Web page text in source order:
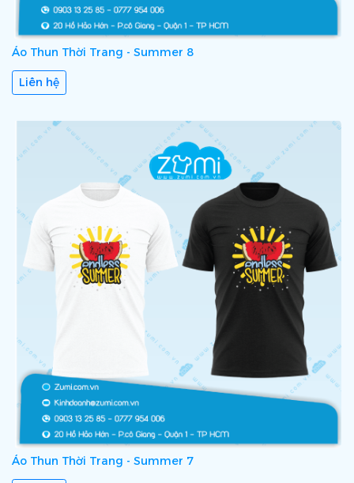
Áo Thun Thời Trang - Summer 8
Liên hệ
Áo Thun Thời Trang - Summer 7